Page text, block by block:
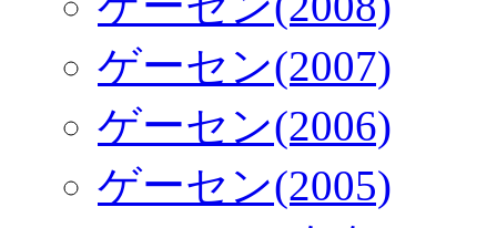
ゲーセン(2007)
ゲーセン(2006)
ゲーセン(2005)